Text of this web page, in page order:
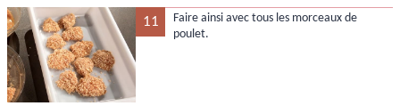
11
Faire ainsi avec tous les morceaux de
poulet.